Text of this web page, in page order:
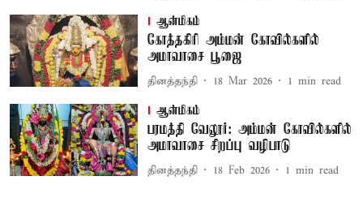
ஆன்மிகம்
கோத்தகிரி அம்மன் கோவில்களில்
அமாவாசை பூஜை
தினத்தந்தி 18 Mar 2026 1 min read
ஆன்மிகம்
பரமத்தி வேலூர்: அம்மன் கோவில்களில்
அமாவாசை சிறப்பு வழிபாடு
தினத்தந்தி 18 Feb 2026 1 min read